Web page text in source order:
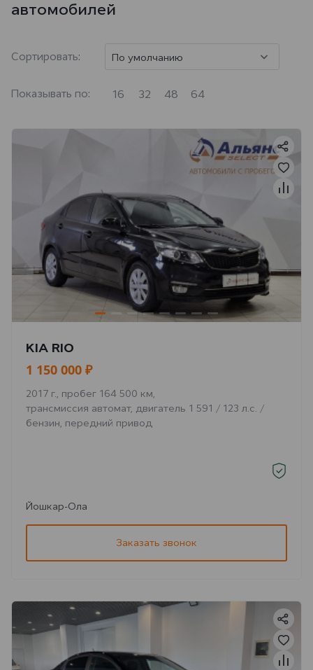
автомобилей
Сортировать: По умолчанию
Показывать по: 16 32 48 64
KIA RIO
1 150 000 ₽
2017 г., пробег 164 500 км,
трансмиссия автомат, двигатель 1 591 / 123 л.с. /
бензин, передний привод
Йошкар-Ола
Заказать звонок